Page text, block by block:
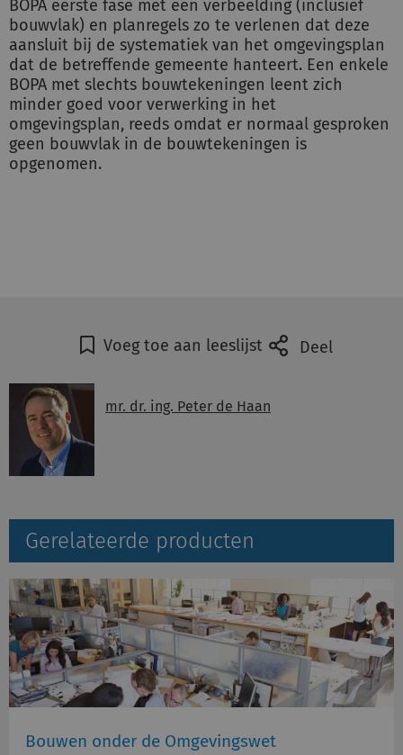
BOPA eerste fase met een verbeelding (inclusief
bouwvlak) en planregels zo te verlenen dat deze
aansluit bij de systematiek van het omgevingsplan
dat de betreffende gemeente hanteert. Een enkele
BOPA met slechts bouwtekeningen leent zich
minder goed voor verwerking in het
omgevingsplan, reeds omdat er normaal gesproken
geen bouwvlak in de bouwtekeningen is
opgenomen.
Voeg toe aan leeslijst Deel
mr. dr. ing. Peter de Haan
Gerelateerde producten
Bouwen onder de Omgevingswet